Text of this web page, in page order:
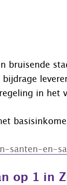
bruisende
in het
santen-en-
op 1 in